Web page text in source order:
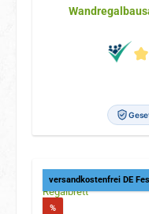
versandkostenfrei DE
%Rabatt